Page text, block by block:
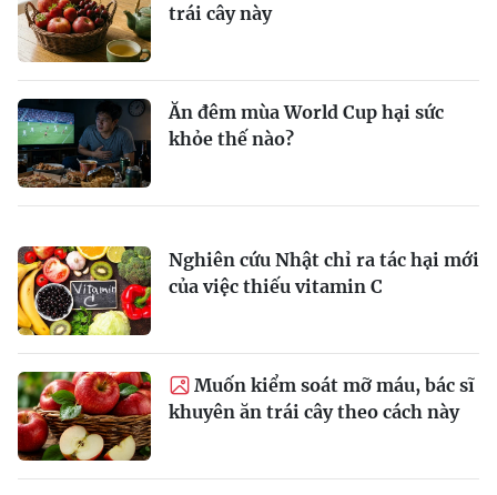
trái cây này
Ăn đêm mùa World Cup hại sức
khỏe thế nào?
Nghiên cứu Nhật chỉ ra tác hại mới
của việc thiếu vitamin C
Muốn kiểm soát mỡ máu, bác sĩ
khuyên ăn trái cây theo cách này